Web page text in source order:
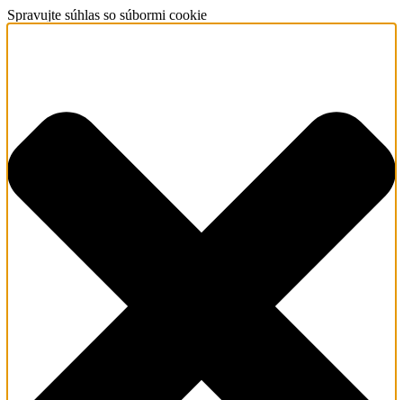
Spravujte súhlas so súbormi cookie